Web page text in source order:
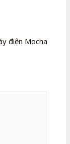
điện Mocha